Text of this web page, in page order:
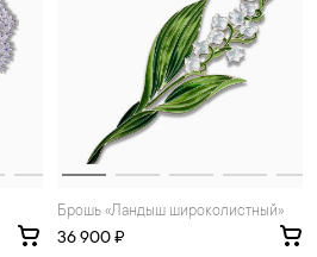
Брошь «Ландыш широколистный»
36 900 ₽